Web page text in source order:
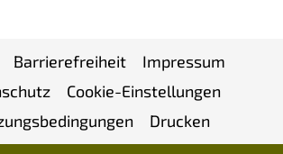
Barrierefreiheit
Impressum
Cookie-Einstellungen
Drucken